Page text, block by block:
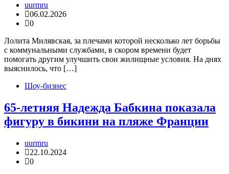
uurmru
06.02.2026
0
Лолита Милявская, за плечами которой несколько лет борьбы
с коммунальными службами, в скором времени будет
помогать другим улучшить свои жилищные условия. На днях
выяснилось, что […]
Шоу-бизнес
65-летняя Надежда Бабкина показала
фигуру в бикини на пляже Франции
uurmru
22.10.2024
0